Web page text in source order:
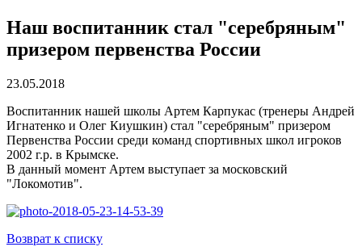
Наш воспитанник стал "серебряным"
призером первенства России
23.05.2018
Воспитанник нашей школы Артем Карпукас (тренеры Андрей
Игнатенко и Олег Киушкин) стал "серебряным" призером
Первенства России среди команд спортивных школ игроков
2002 г.р. в Крымске.
В данный момент Артем выступает за московский
"Локомотив".
Возврат к списку